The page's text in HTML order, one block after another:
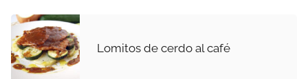
Lomitos de cerdo al café